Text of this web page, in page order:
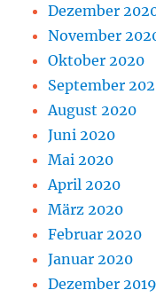
Dezember
November
Oktober 2020
September
August 2020
Juni 2020
Mai 2020
April 2020
März 2020
Februar 2020
Januar 2020
Dezember 2019